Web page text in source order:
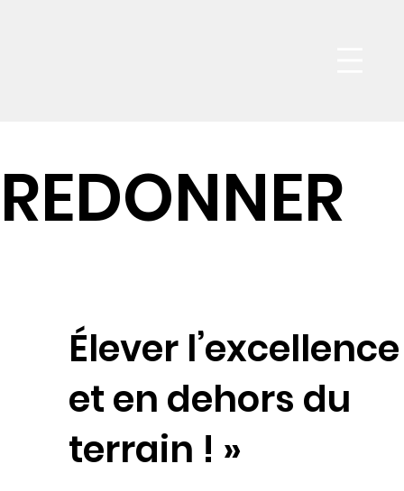
REDONNER
Élever
et en dehors du
terrain ! »